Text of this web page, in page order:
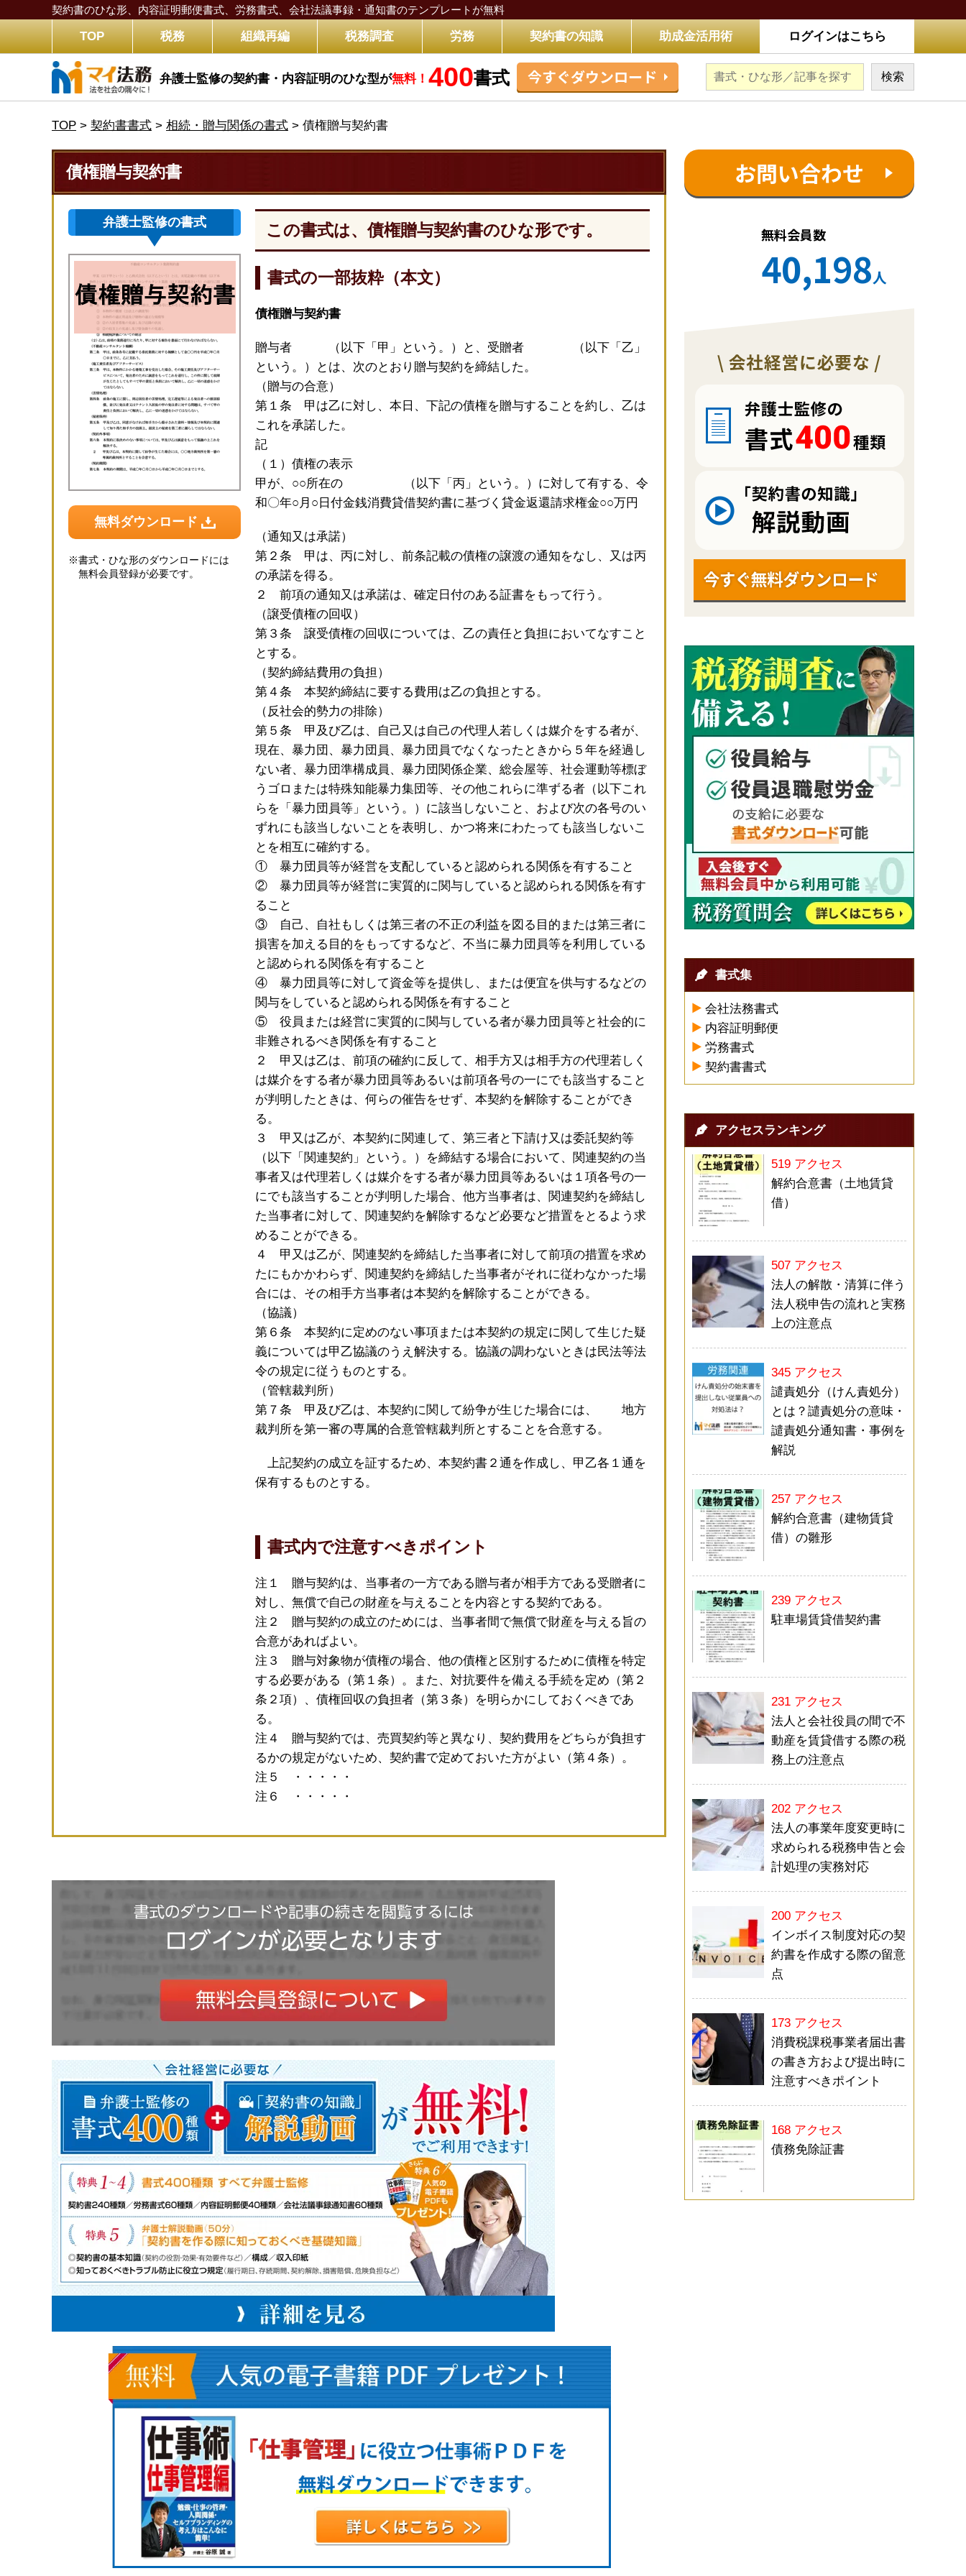
契約書のひな形、内容証明郵便書式、労務書式、 会社法議事録・通知書のテンプレートが無料
TOP 税務 組織再編 税務調査 労務 契約書の知識 助成金活用術 ログインはこちら
弁護士監修の契約書・内容証明のひな型が無料！ 400書式 今すぐダウンロード
TOP > 契約書書式 > 相続・贈与関係の書式 > 債権贈与契約書
債権贈与契約書
弁護士監修の書式
無料ダウンロード
※書式・ひな形のダウンロードには
無料会員登録が必要です。
この書式は、債権贈与契約書のひな形です。
書式の一部抜粋（本文）
債権贈与契約書
贈与者 （以下「甲」という。）と、受贈者 （以下「乙」
という。）とは、次のとおり贈与契約を締結した。
（贈与の合意）
第１条 甲は乙に対し、本日、下記の債権を贈与することを約し、乙は
これを承諾した。
記
（１）債権の表示
甲が、○○所在の （以下「丙」という。）に対して有する、令
和〇年○月○日付金銭消費貸借契約書に基づく貸金返還請求権金○○万円
（通知又は承諾）
第２条 甲は、丙に対し、前条記載の債権の譲渡の通知をなし、又は丙
の承諾を得る。
２ 前項の通知又は承諾は、確定日付のある証書をもって行う。
（譲受債権の回収）
第３条 譲受債権の回収については、乙の責任と負担においてなすこと
とする。
（契約締結費用の負担）
第４条 本契約締結に要する費用は乙の負担とする。
（反社会的勢力の排除）
第５条 甲及び乙は、自己又は自己の代理人若しくは媒介をする者が、
現在、暴力団、暴力団員、暴力団員でなくなったときから５年を経過し
ない者、暴力団準構成員、暴力団関係企業、総会屋等、社会運動等標ぼ
うゴロまたは特殊知能暴力集団等、その他これらに準ずる者（以下これ
らを「暴力団員等」という。）に該当しないこと、および次の各号のい
ずれにも該当しないことを表明し、かつ将来にわたっても該当しないこ
とを相互に確約する。
① 暴力団員等が経営を支配していると認められる関係を有すること
② 暴力団員等が経営に実質的に関与していると認められる関係を有す
ること
③ 自己、自社もしくは第三者の不正の利益を図る目的または第三者に
損害を加える目的をもってするなど、不当に暴力団員等を利用している
と認められる関係を有すること
④ 暴力団員等に対して資金等を提供し、または便宜を供与するなどの
関与をしていると認められる関係を有すること
⑤ 役員または経営に実質的に関与している者が暴力団員等と社会的に
非難されるべき関係を有すること
２ 甲又は乙は、前項の確約に反して、相手方又は相手方の代理若しく
は媒介をする者が暴力団員等あるいは前項各号の一にでも該当すること
が判明したときは、何らの催告をせず、本契約を解除することができ
る。
３ 甲又は乙が、本契約に関連して、第三者と下請け又は委託契約等
（以下「関連契約」という。）を締結する場合において、関連契約の当
事者又は代理若しくは媒介をする者が暴力団員等あるいは１項各号の一
にでも該当することが判明した場合、他方当事者は、関連契約を締結し
た当事者に対して、関連契約を解除するなど必要など措置をとるよう求
めることができる。
４ 甲又は乙が、関連契約を締結した当事者に対して前項の措置を求め
たにもかかわらず、関連契約を締結した当事者がそれに従わなかった場
合には、その相手方当事者は本契約を解除することができる。
（協議）
第６条 本契約に定めのない事項または本契約の規定に関して生じた疑
義については甲乙協議のうえ解決する。協議の調わないときは民法等法
令の規定に従うものとする。
（管轄裁判所）
第７条 甲及び乙は、本契約に関して紛争が生じた場合には、 地方
裁判所を第一審の専属的合意管轄裁判所とすることを合意する。
上記契約の成立を証するため、本契約書２通を作成し、甲乙各１通を
保有するものとする。
書式内で注意すべきポイント
注１ 贈与契約は、当事者の一方である贈与者が相手方である受贈者に
対し、無償で自己の財産を与えることを内容とする契約である。
注２ 贈与契約の成立のためには、当事者間で無償で財産を与える旨の
合意があればよい。
注３ 贈与対象物が債権の場合、他の債権と区別するために債権を特定
する必要がある（第１条）。また、対抗要件を備える手続を定め（第２
条２項）、債権回収の負担者（第３条）を明らかにしておくべきであ
る。
注４ 贈与契約では、売買契約等と異なり、契約費用をどちらが負担す
るかの規定がないため、契約書で定めておいた方がよい（第４条）。
注５ ・・・・・
注６ ・・・・・
お問い合わせ
無料会員数
40,198人
書式集
会社法務書式
内容証明郵便
労務書式
契約書書式
アクセスランキング
519 アクセス
解約合意書（土地賃貸
借）
507 アクセス
法人の解散・清算に伴う
法人税申告の流れと実務
上の注意点
345 アクセス
譴責処分（けん責処分）
とは？譴責処分の意味・
譴責処分通知書・事例を
解説
257 アクセス
解約合意書（建物賃貸
借）の雛形
239 アクセス
駐車場賃貸借契約書
231 アクセス
法人と会社役員の間で不
動産を賃貸借する際の税
務上の注意点
202 アクセス
法人の事業年度変更時に
求められる税務申告と会
計処理の実務対応
200 アクセス
インボイス制度対応の契
約書を作成する際の留意
点
173 アクセス
消費税課税事業者届出書
の書き方および提出時に
注意すべきポイント
168 アクセス
債務免除証書